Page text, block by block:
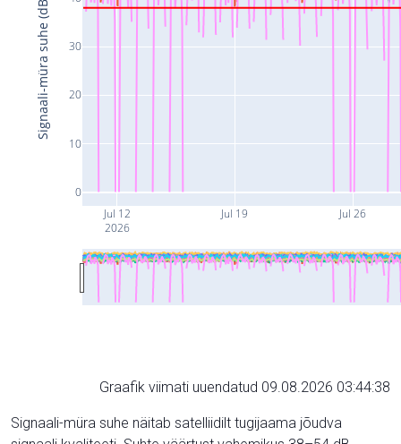
Jul 12
2026
Jul 19 Jul 26
0
10
20
30
Signaali-müra suhe (dB)
Graafik viimati uuendatud 09.08.2026 03:44:38
Signaali-müra suhe näitab satelliidilt tugijaama jõudva